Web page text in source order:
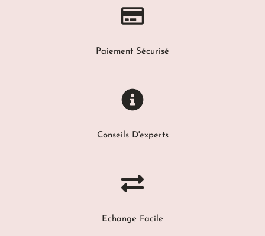
Paiement Sécurisé
Conseils D'experts
Echange Facile